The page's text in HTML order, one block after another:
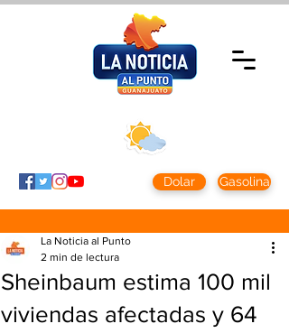
Dolar Gasolina
Sheinbaum estima 100 mil
viviendas afectadas y 64
La Noticia al Punto
2 min de lectura